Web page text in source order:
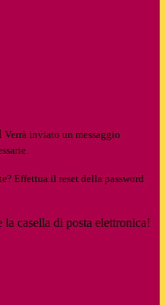
Verrà inviato un messaggio
Effettua il reset della password
casella di posta elettronica!